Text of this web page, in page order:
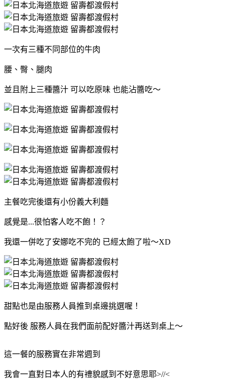
一次有三種不同部位的牛肉
腰、臀、腿肉
並且附上三種醬汁 可以吃原味 也能沾醬吃～
主餐吃完後還有小份義大利麵
感覺是...很怕客人吃不飽！？
我還一併吃了安娜吃不完的 已經太飽了啦～XD
甜點也是由服務人員推到桌邊挑選喔！
點好後 服務人員在我們面前配好醬汁再送到桌上～
這一餐的服務實在非常週到
我會一直對日本人的有禮貌感到不好意思耶>//<